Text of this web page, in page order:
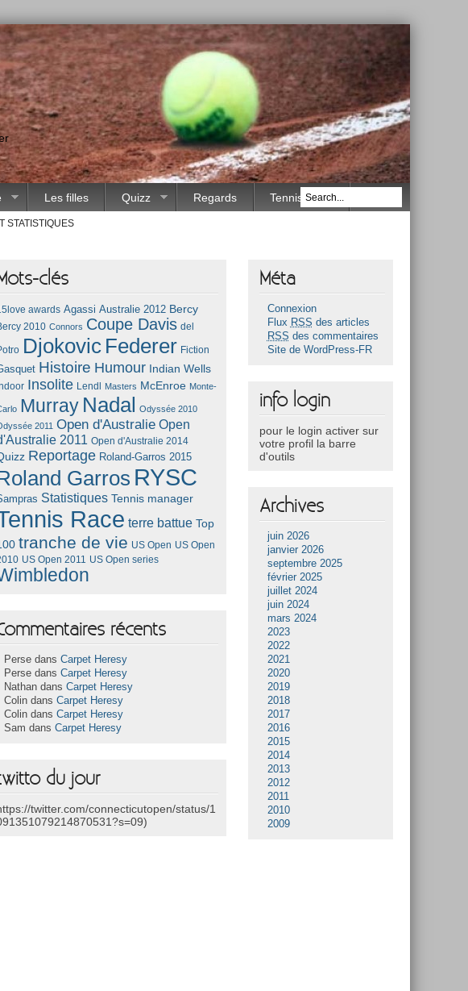
Les filles Quizz Regards Tennis Race
STATISTIQUES
clés
awards Agassi Australie 2012 Bercy
2010 Connors Coupe Davis del
Djokovic Federer Fiction
Histoire Humour Indian Wells
Insolite Lendl Masters McEnroe Monte-
Murray Nadal
Odyssée 2010
2011 Open d'Australie Open
2011 Open d'Australie 2014
Reportage Roland-Garros 2015
Garros RYSC
Statistiques Tennis manager
Race terre battue Top
tranche de vie US Open US Open
US Open 2011 US Open series
récents
Perse dansCarpet Heresy
Perse dansCarpet Heresy
Nathan dansCarpet Heresy
Colin dansCarpet Heresy
Colin dansCarpet Heresy
Sam dansCarpet Heresy
du jour
twitter.com/connecticutopen/status/1
Méta
Connexion
Flux RSS des articles
RSS des commentaires
Site de WordPress-FR
info login
pour le login activer sur
votre profil la barre
d'outils
Archives
juin 2026
janvier 2026
septembre 2025
février 2025
juillet 2024
juin 2024
mars 2024
2023
2022
2021
2020
2019
2018
2017
2016
2015
2014
2013
2012
2011
2010
2009